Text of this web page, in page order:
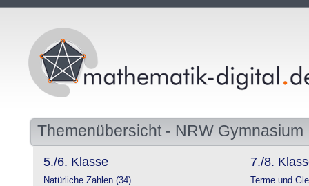
Themenübersicht - NRW Gymnasium
5./6. Klasse
Natürliche Zahlen (34)
7./8.
Terme und